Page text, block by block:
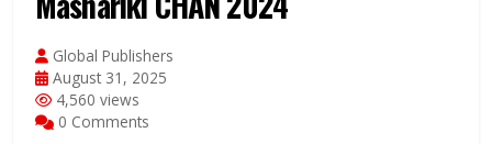
Global Publishers
August 31, 2025
4,560 views
0 Comments